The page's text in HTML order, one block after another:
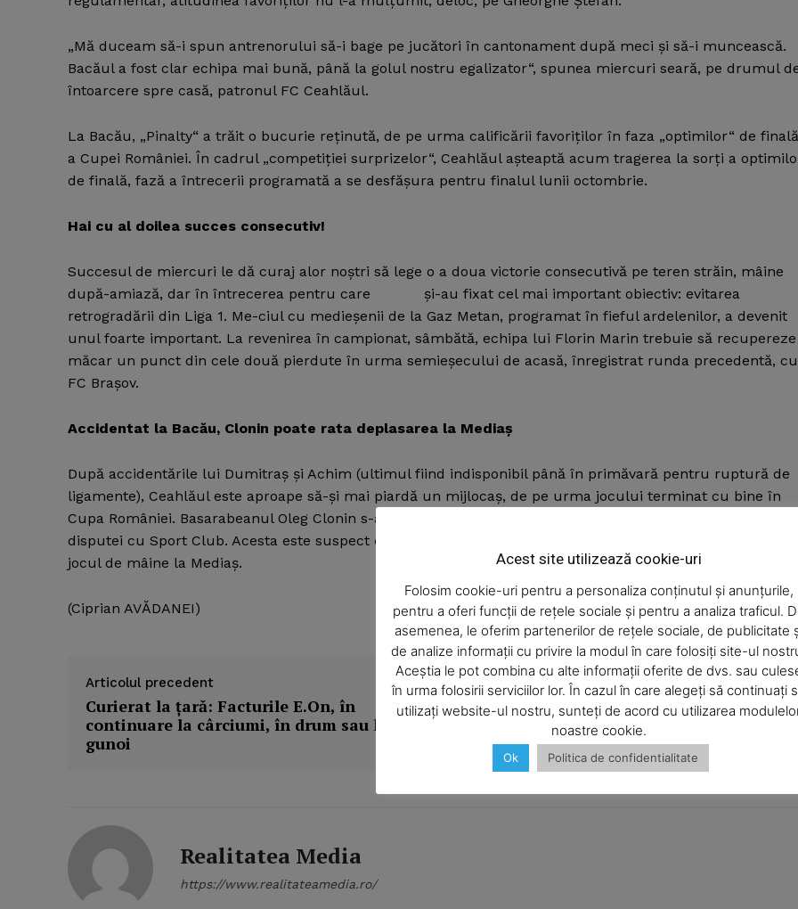
„Mă duceam să-i spun antrenorului să-i bage pe jucători în cantonament după meci şi să-i muncească.
Bacăul a fost clar echipa mai bună, până la golul nostru egalizator“, spunea miercuri seară, pe drumul
întoarcere spre casă, patronul FC Ceahlăul.
La Bacău, „Pinalty“ a trăit o bucurie reţinută, de pe urma calificării favoriţilor în faza „optimilor“ de finală
a Cupei României. În cadrul „competiţiei surprizelor“, Ceahlăul aşteaptă acum tragerea la sorţi a
de finală, fază a întrecerii programată a se desfăşura pentru finalul lunii octombrie.
Hai cu al doilea succes consecutiv!
Succesul de miercuri le dă curaj alor noştri să lege o a doua victorie consecutivă pe teren străin, mâine
după-amiază, dar în întrecerea pentru care şi-au fixat cel mai important obiectiv: evitarea
retrogradării din Liga 1. Me-ciul cu medieşenii de la Gaz Metan, programat în fieful ardelenilor, a devenit
unul foarte important. La revenirea în campionat, sâmbătă, echipa lui Florin Marin trebuie să recupereze
măcar un punct din cele două pierdute în urma semieşecului de acasă, înregistrat runda precedentă, cu
FC Braşov.
Accidentat la Bacău, Clonin poate rata deplasarea la Mediaş
După accidentările lui Dumitraş şi Achim (ultimul fiind indisponibil până în primăvară pentru ruptură de
ligamente), Ceahlăul este aproape să-şi mai piardă un mijlocaş, de pe urma jocului terminat cu bine în
Cupa României. Basarabeanul Oleg Clonin s-a accidentat serios miercuri la Bacău, în partea secundă a
disputei cu Sport Club. Acesta este suspect de entorsă la gleznă, iar cele mai mari şanse sunt să rateze
jocul de mâine la Mediaş.
(Ciprian AVĂDANEI)
Articolul precedent
Curierat la ţară: Facturile E.On, în
continuare la cârciumi, în drum sau la
gunoi
Articolul următor
La Piaţa Centrală, Mai puţin fier vechi
decât se socotise
Realitatea Media
https://www.realitateamedia.ro/
Acest site utilizează cookie-uri
Folosim cookie-uri pentru a personaliza conținutul și anunțurile,
pentru a oferi funcții de rețele sociale și pentru a analiza traficul.
asemenea, le oferim partenerilor de rețele sociale, de publicitate
de analize informații cu privire la modul în care folosiți site-ul
Aceștia le pot combina cu alte informații oferite de dvs. sau
în urma folosirii serviciilor lor. În cazul în care alegeți să continuați
utilizați website-ul nostru, sunteți de acord cu utilizarea
noastre cookie.
Ok Politica de confidentialitate